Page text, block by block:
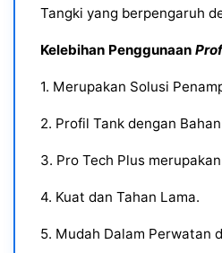
Tangki yang berpengaruh
Kelebihan Penggunaan
1. Merupakan Solusi
2. Profil Tank dengan
3. Pro Tech Plus
4. Kuat dan Tahan Lama.
5. Mudah Dalam Perwatan